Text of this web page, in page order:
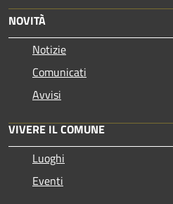
NOVITÀ
Notizie
Comunicati
Avvisi
VIVERE IL COMUNE
Luoghi
Eventi